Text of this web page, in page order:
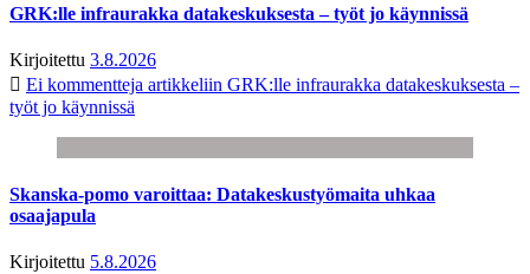
GRK:lle infraurakka datakeskuksesta – työt jo käynnissä
Kirjoitettu 3.8.2026
Ei kommentteja artikkeliin GRK:lle infraurakka datakeskuksesta –
työt jo käynnissä
Skanska-pomo varoittaa: Datakeskustyömaita uhkaa
osaajapula
Kirjoitettu 5.8.2026